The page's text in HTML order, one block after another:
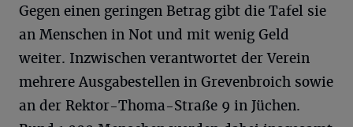
Gegen einen geringen Betrag gibt die Tafel sie
an Menschen in Not und mit wenig Geld
weiter. Inzwischen verantwortet der Verein
mehrere Ausgabestellen in Grevenbroich sowie
an der Rektor-Thoma-Straße 9 in Jüchen.